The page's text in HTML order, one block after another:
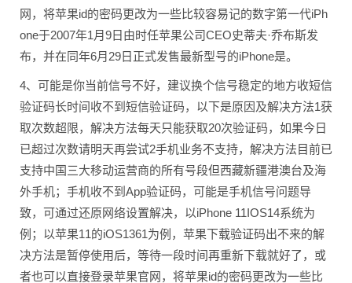
网，将苹果id的密码更改为一些比较容易记的数字第一代iPh
one于2007年1月9日由时任苹果公司CEO史蒂夫·乔布斯发
布，并在同年6月29日正式发售最新型号的iPhone是。
4、可能是你当前信号不好，建议换个信号稳定的地方收短信
验证码长时间收不到短信验证码，以下是原因及解决方法1获
取次数超限，解决方法每天只能获取20次验证码，如果今日
已超过次数请明天再尝试2手机业务不支持，解决方法目前已
支持中国三大移动运营商的所有号段但西藏新疆港澳台及海
外手机；手机收不到App验证码，可能是手机信号问题导
致，可通过还原网络设置解决，以iPhone 11IOS14系统为
例；以苹果11的iOS1361为例，苹果下载验证码出不来的解
决方法是暂停使用后，等待一段时间再重新下载就好了，或
者也可以直接登录苹果官网，将苹果id的密码更改为一些比